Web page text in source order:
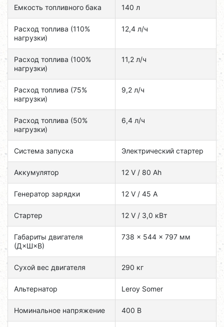
Емкость топливного бака 140 л
Расход топлива (110%
нагрузки)
12,4 л/ч
Расход топлива (100%
нагрузки)
11,2 л/ч
Расход топлива (75%
нагрузки)
9,2 л/ч
Расход топлива (50%
нагрузки)
6,4 л/ч
Система запуска Электрический стартер
Аккумулятор 12 V / 80 Ah
Генератор зарядки 12 V / 45 A
Стартер 12 V / 3,0 кВт
Габариты двигателя
(Д×Ш×В)
738 × 544 × 797 мм
Сухой вес двигателя 290 кг
Альтернатор Leroy Somer
Номинальное напряжение 400 В